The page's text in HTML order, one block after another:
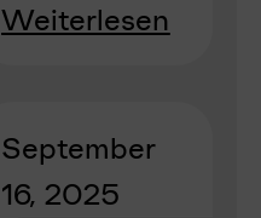
Weiterlesen
September
16, 2025